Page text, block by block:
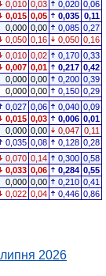
0,010 0,03 0,020 0,06
0,015 0,05 0,035 0,11
0,000 0,00 0,085 0,27
0,050 0,16 0,050 0,16
0,010 0,02 0,170 0,33
0,007 0,01 0,217 0,42
0,000 0,00 0,200 0,39
0,000 0,00 0,150 0,29
0,027 0,06 0,040 0,09
0,015 0,03 0,006 0,01
0,000 0,00 0,047 0,11
0,035 0,08 0,128 0,28
0,070 0,14 0,300 0,58
0,033 0,06 0,284 0,55
0,000 0,00 0,210 0,41
0,022 0,04 0,446 0,86
2026